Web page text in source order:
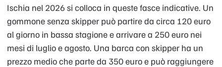
Ischia nel 2026 si colloca in queste fasce indicative. Un
gommone senza skipper può partire da circa 120 euro
al giorno in bassa stagione e arrivare a 250 euro nei
mesi di luglio e agosto. Una barca con skipper ha un
prezzo medio che parte da 350 euro e può raggiungere